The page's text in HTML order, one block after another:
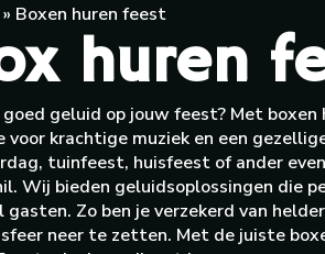
» Boxen huren feest
huren
geluid op jouw feest? Met boxen
voor krachtige muziek en een
tuinfeest, huisfeest of ander
Wij bieden geluidsoplossingen die
gasten. Zo ben je verzekerd van
neer te zetten. Met de juiste